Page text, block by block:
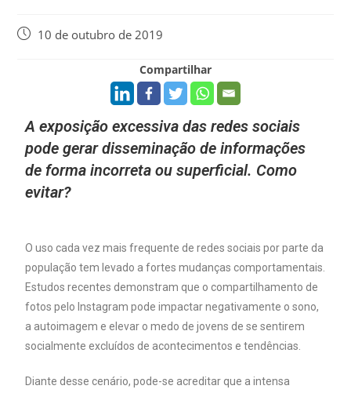
10 de outubro de 2019
Compartilhar
A exposição excessiva das redes sociais
pode gerar disseminação de informações
de forma incorreta ou superficial. Como
evitar?
O uso cada vez mais frequente de redes sociais por parte da
população tem levado a fortes mudanças comportamentais.
Estudos recentes demonstram que o compartilhamento de
fotos pelo Instagram pode impactar negativamente o sono,
a autoimagem e elevar o medo de jovens de se sentirem
socialmente excluídos de acontecimentos e tendências.
Diante desse cenário, pode-se acreditar que a intensa